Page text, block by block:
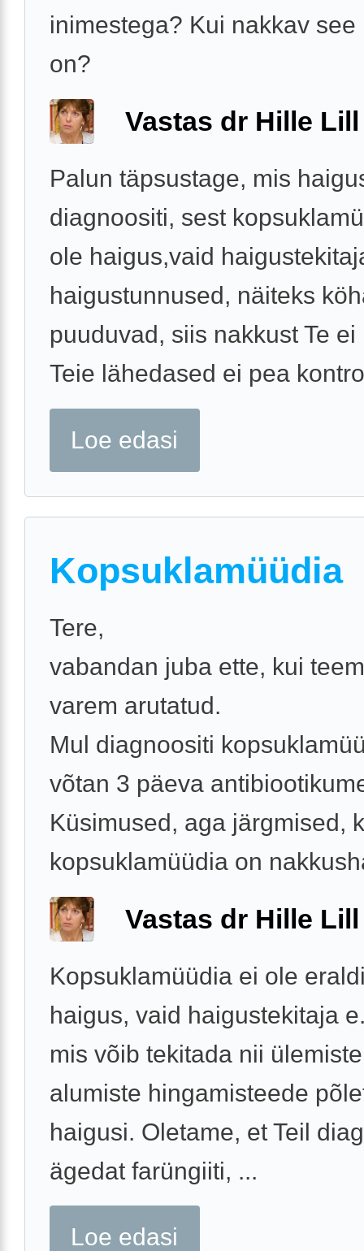
inimestega? Kui nakkav see
on?
Vastas dr Hille Lill
Palun täpsustage, mis
diagnoositi, sest
ole haigus,vaid
haigustunnused, näiteks
puuduvad, siis nakkust Te ei
Teie lähedased ei pea
Loe edasi
Kopsuklamüüdia
Tere,
vabandan juba ette, kui
varem arutatud.
Mul diagnoositi
võtan 3 päeva
Küsimused, aga järgmised,
kopsuklamüüdia on
Vastas dr Hille Lill
Kopsuklamüüdia ei ole
haigus, vaid haigustekitaja
mis võib tekitada nii
alumiste hingamisteede
haigusi. Oletame, et Teil
ägedat farüngiiti, ...
Loe edasi